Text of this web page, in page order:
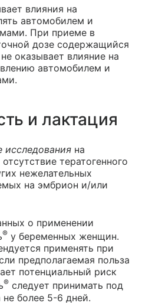
влияния на
автомобилем и
При приеме в
дозе содержащийся
оказывает влияние на
автомобилем и
и лактация
исследования на
тератогенного
нежелательных
на эмбрион и/или
о применении
® у беременных женщин.
применять при
предполагаемая польза
потенциальный риск
® следует принимать под
более 5-6 дней.